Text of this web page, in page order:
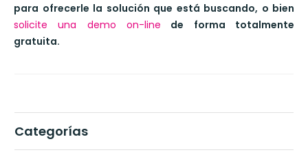
para ofrecerle la solución que está buscando, o bien
solicite una demo on-line de forma totalmente
gratuita.
Categorías